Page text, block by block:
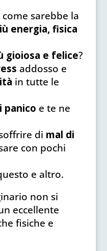
sarebbe la
energia, fisica
gioiosa e felice?
addosso e
in tutte le
panico e te ne
di mal di
con pochi
e altro.
non si
eccellente
fisiche e